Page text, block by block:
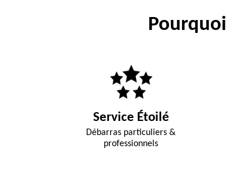
Service Étoilé
Débarras particuliers &
professionnels